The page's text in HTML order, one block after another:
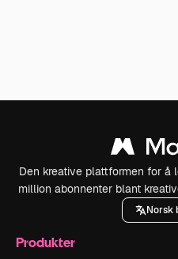
Den kreative plattformen for å
million abonnenter blant
Norsk
Produkter